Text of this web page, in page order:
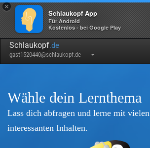
×
Schlaukopf App
Für Android
Kostenlos - bei Google Play
Schlaukopf.de
gast1520440@schlaukopf.de
Wähle dein Lernthema
Lass dich abfragen und lerne mit vielen
interessanten Inhalten.